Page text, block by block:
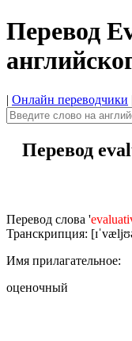
Перевод
| Онлайн переводчики
Перевод
Перевод слова '
Транскрипция:
Имя прилагательное:
оценочный